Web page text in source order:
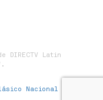
DIRECTV Latin
Nacional y